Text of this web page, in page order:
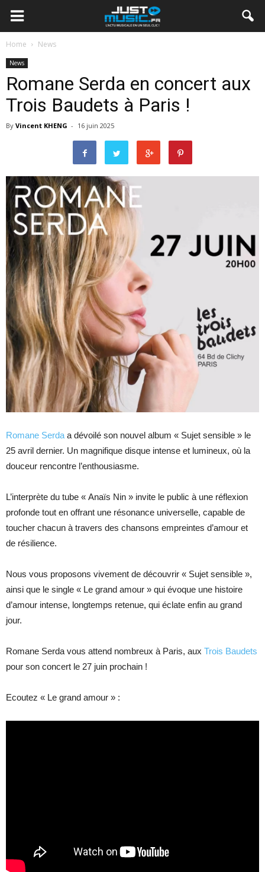
Home News
News
Romane Serda en concert aux
Trois Baudets à Paris !
By Vincent KHENG - 16 juin 2025
Romane Serdaa dévoilé son nouvel album « Sujet sensible » le
25 avril dernier. Un magnifique disque intense et lumineux, où la
douceur rencontre l’enthousiasme.
L’interprète du tube « Anaïs Nin » invite le public à une réflexion
profonde tout en offrant une résonance universelle, capable de
toucher chacun à travers des chansons empreintes d’amour et
de résilience.
Nous vous proposons vivement de découvrir « Sujet sensible »,
ainsi que le single « Le grand amour » qui évoque une histoire
d’amour intense, longtemps retenue, qui éclate enfin au grand
jour.
Romane Serda vous attend nombreux à Paris, aux Trois Baudets
pour son concert le 27 juin prochain !
Ecoutez « Le grand amour » :